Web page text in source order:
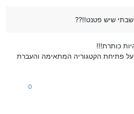
שיש פטנט!!??
כותרת!!!
על פתיחת הקטגוריה המתאימה והעברת
0